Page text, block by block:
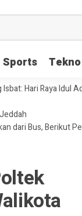
Sports
Isbat: Hari Raya Idul
dari Bus, Berikut